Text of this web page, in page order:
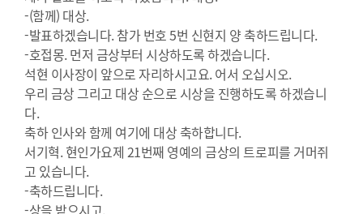
-(함께) 대상.
-발표하겠습니다. 참가 번호 5번 신현지 양 축하드립니다.
-호접몽. 먼저 금상부터 시상하도록 하겠습니다.
석현 이사장이 앞으로 자리하시고요. 어서 오십시오.
우리 금상 그리고 대상 순으로 시상을 진행하도록 하겠습니
다.
축하 인사와 함께 여기에 대상 축하합니다.
서기혁. 현인가요제 21번째 영예의 금상의 트로피를 거머쥐
고 있습니다.
-축하드립니다.
-상을 받으시고.